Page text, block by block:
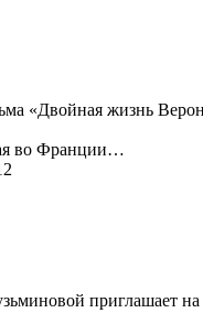
«Двойная жизнь
во Франции…
приглашает